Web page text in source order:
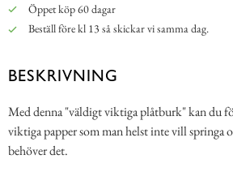
Öppet köp 60 dagar
Beställ före kl 13 så skickar vi samma dag.
BESKRIVNING
Med denna "väldigt viktiga plåtburk" kan du
viktiga papper som man helst inte vill springa
behöver det.